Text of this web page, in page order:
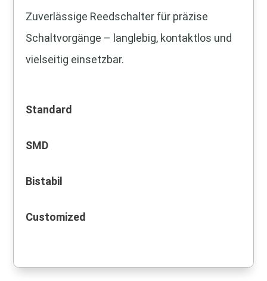
Zuverlässige Reedschalter für präzise
Schaltvorgänge – langlebig, kontaktlos und
vielseitig einsetzbar.
Standard
SMD
Bistabil
Customized